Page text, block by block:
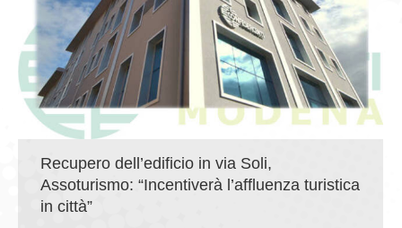
Recupero dell’edificio in via Soli,
Assoturismo: “Incentiverà l’affluenza turistica
in città”